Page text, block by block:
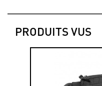
PRODUITS VUS